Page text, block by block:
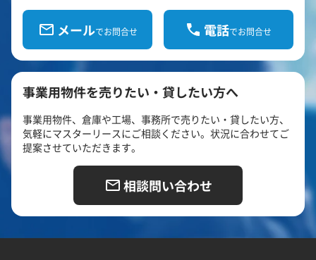
メールでお問合せ 電話でお問合せ
事業用物件を売りたい・貸したい方へ
事業用物件、倉庫や工場、事務所で売りたい・貸したい方、
気軽にマスターリースにご相談ください。状況に合わせてご
提案させていただきます。
相談問い合わせ